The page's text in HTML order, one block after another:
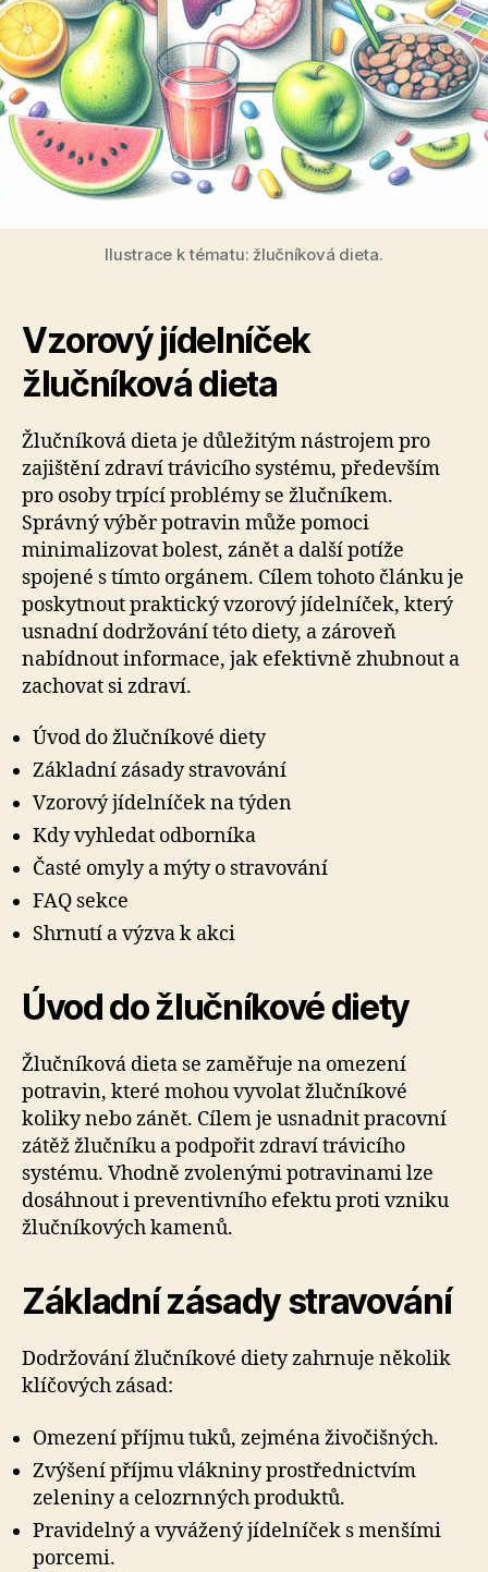
Ilustrace k tématu: žlučníková dieta.
Vzorový jídelníček
žlučníková dieta
Žlučníková dieta je důležitým nástrojem pro
zajištění zdraví trávicího systému, především
pro osoby trpící problémy se žlučníkem.
Správný výběr potravin může pomoci
minimalizovat bolest, zánět a další potíže
spojené s tímto orgánem. Cílem tohoto článku je
poskytnout praktický vzorový jídelníček, který
usnadní dodržování této diety, a zároveň
nabídnout informace, jak efektivně zhubnout a
zachovat si zdraví.
Úvod do žlučníkové diety
Základní zásady stravování
Vzorový jídelníček na týden
Kdy vyhledat odborníka
Časté omyly a mýty o stravování
FAQ sekce
Shrnutí a výzva k akci
Úvod do žlučníkové diety
Žlučníková dieta se zaměřuje na omezení
potravin, které mohou vyvolat žlučníkové
koliky nebo zánět. Cílem je usnadnit pracovní
zátěž žlučníku a podpořit zdraví trávicího
systému. Vhodně zvolenými potravinami lze
dosáhnout i preventivního efektu proti vzniku
žlučníkových kamenů.
Základní zásady stravování
Dodržování žlučníkové diety zahrnuje několik
klíčových zásad:
Omezení příjmu tuků, zejména živočišných.
Zvýšení příjmu vlákniny prostřednictvím
zeleniny a celozrnných produktů.
Pravidelný a vyvážený jídelníček s menšími
porcemi.